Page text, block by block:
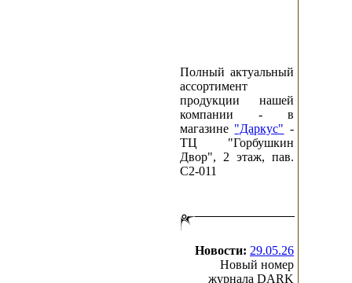
Полный актуальный
ассортимент
продукции нашей
компании - в
магазине "Даркус" -
ТЦ "Горбушкин
Двор", 2 этаж, пав.
C2-011
Новости: 29.05.26
Новый номер
журнала DARK